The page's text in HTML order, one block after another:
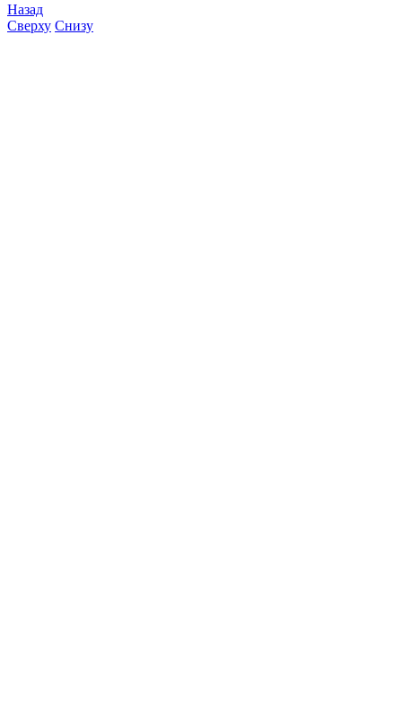
Назад
Сверху Снизу